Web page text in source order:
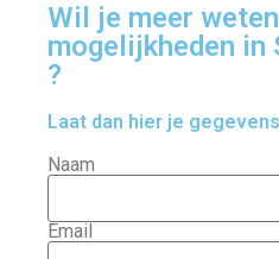
Wil je meer
mogelijkheden in
?
Laat dan hier je
Naam
Email